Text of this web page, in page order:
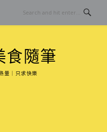
食隨筆
量｜只求快樂